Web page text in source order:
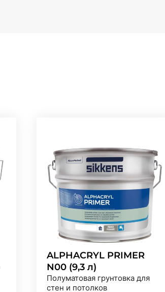
ALPHACRYL PRIMER
N00 (9,3 л)
Полуматовая грунтовка для
стен и потолков